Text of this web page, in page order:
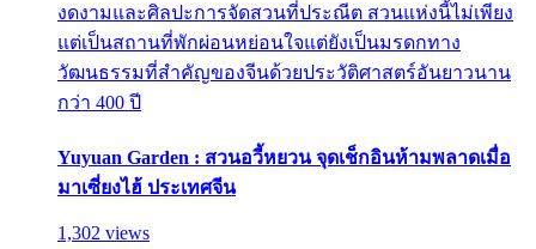
งดงามและศิลปะการจัดสวนที่ประณีต สวนแห่งนี้ไม่เพียง
แต่เป็นสถานที่พักผ่อนหย่อนใจแต่ยังเป็นมรดกทาง
วัฒนธรรมที่สำคัญของจีนด้วยประวัติศาสตร์อันยาวนาน
กว่า 400 ปี
Yuyuan Garden : สวนอวี้หยวน จุดเช็กอินห้ามพลาดเมื่อ
มาเซี่ยงไฮ้ ประเทศจีน
1,302 views